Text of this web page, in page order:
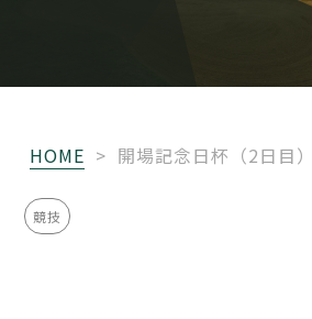
HOME > 開場記念日杯（2日目）
競技
レストラン
アクセス